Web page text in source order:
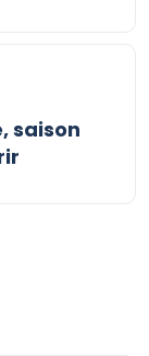
saison